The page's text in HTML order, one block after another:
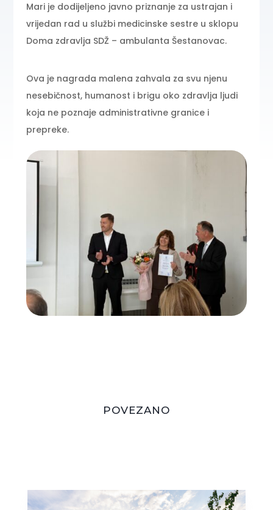
Mari je dodijeljeno javno priznanje za ustrajan i
vrijedan rad u službi medicinske sestre u sklopu
Doma zdravlja SDŽ – ambulanta Šestanovac.
Ova je nagrada malena zahvala za svu njenu
nesebičnost, humanost i brigu oko zdravlja ljudi
koja ne poznaje administrativne granice i
prepreke.
POVEZANO